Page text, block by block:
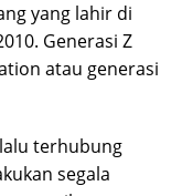
yang lahir di
Generasi Z
atau generasi
terhubung
segala